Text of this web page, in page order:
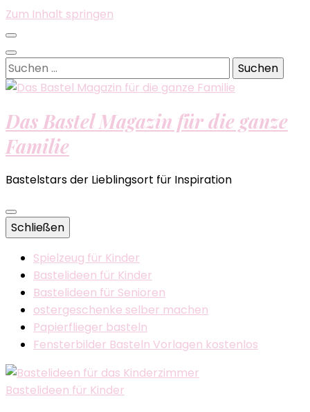
Zum Inhalt springen
Suchen
nach:
Das Bastel Magazin für die ganze
Familie
Bastelstars der Lieblingsort für Inspiration
Schließen
Spielzeug für Kinder
Bastelideen für Kinder
Bastelideen für Senioren
ostergeschenke selber machen
Papierflieger basteln
Fensterbilder Basteln Vorlagen kostenlos
Bastelideen für Kinder